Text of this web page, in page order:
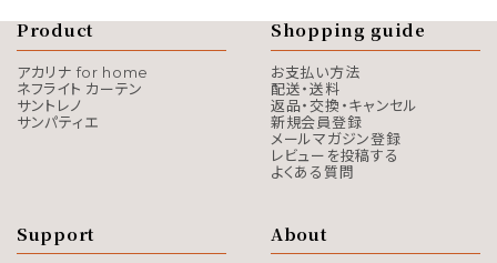
Product
アカリナ for home
ネフライト カーテン
サントレノ
サンパティエ
Shopping guide
お支払い方法
配送・送料
返品・交換・キャンセル
新規会員登録
メールマガジン登録
レビューを投稿する
よくある質問
Support About